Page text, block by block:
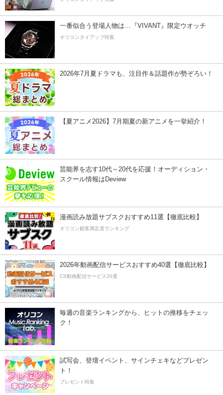
一番似合う登場人物は…『VIVANT』限定ウオッチ
オリコンタイアップ特集
2026年7月夏ドラマも、注目作＆話題作が勢ぞろい！
【夏アニメ2026】7月期夏の新アニメを一挙紹介！
芸能界を志す10代～20代を応援！オーディション・
スクール情報はDeview
漫画読み放題サブスクおすすめ11選【徹底比較】
オリコン顧客満足度ランキング
2026年動画配信サービスおすすめ40選【徹底比較】
CS動画配信サービス20選
毎週の音楽ランキングから、ヒットの推移をチェッ
ク！
試写会、登壇イベント、サインチェキなどプレゼン
ト！
プレゼント特集